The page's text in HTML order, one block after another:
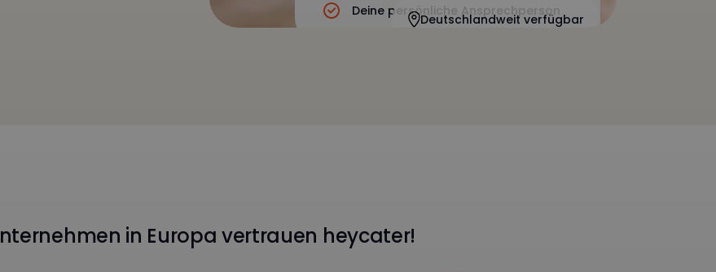
Deine persönliche Ansprechperson
Deutschlandweit verfügbar
in Europa vertrauen heycater!